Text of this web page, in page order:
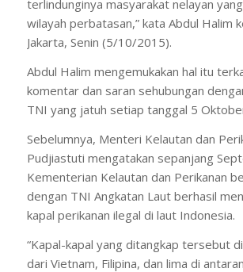
terlindunginya masyarakat nelayan
wilayah perbatasan,” kata Abdul Halim
Jakarta, Senin (5/10/2015).
Abdul Halim mengemukakan hal itu
komentar dan saran sehubungan
TNI yang jatuh setiap tanggal 5
Sebelumnya, Menteri Kelautan dan
Pudjiastuti mengatakan sepanjang
Kementerian Kelautan dan Perikanan
dengan TNI Angkatan Laut berhasil
kapal perikanan ilegal di laut Indonesia.
“Kapal-kapal yang ditangkap tersebut
dari Vietnam, Filipina, dan lima di